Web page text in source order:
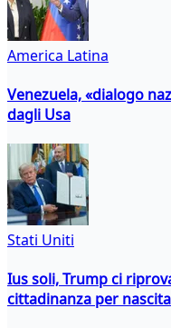
America Latina
Venezuela, «dialogo
dagli Usa
Stati Uniti
Ius soli, Trump ci
cittadinanza per nascita